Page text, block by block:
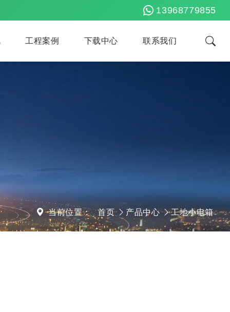
13968779855
工程案例 下载中心 联系我们
当前位置： 首页 产品中心 工地小电箱